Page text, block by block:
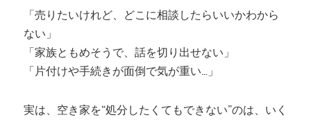
「売りたいけれど、どこに相談したらいいかわから
ない」
「家族ともめそうで、話を切り出せない」
「片付けや手続きが面倒で気が重い…」
実は、空き家を“処分したくてもできない”のは、いく